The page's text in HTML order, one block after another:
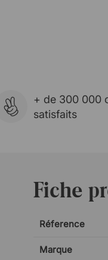
+ de 300 000
satisfaits
Fiche
Réference
Marque